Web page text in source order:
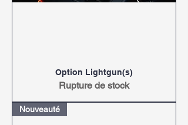
Option Lightgun(s)
Rupture de stock
Nouveauté